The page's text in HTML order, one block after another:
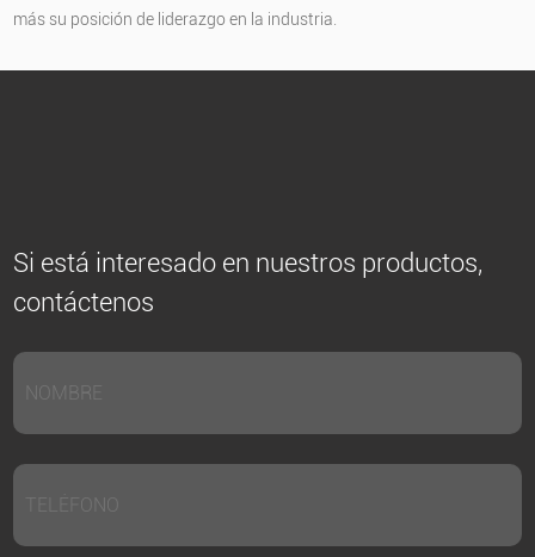
más su posición de liderazgo en la industria.
Si está interesado en nuestros productos,
contáctenos